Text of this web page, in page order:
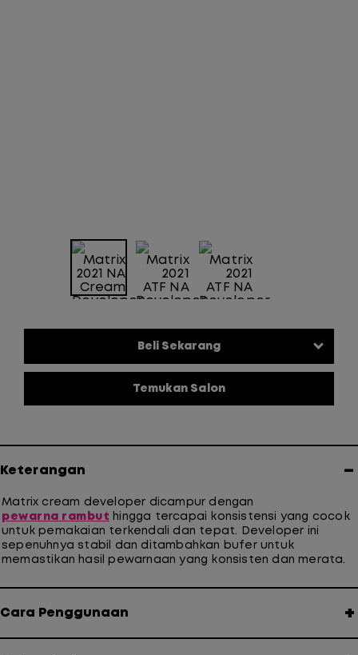
Temukan Salon
Keterangan −
Matrix cream developer dicampur dengan
pewarna rambut hingga tercapai konsistensi yang cocok
untuk pemakaian terkendali dan tepat. Developer ini
sepenuhnya stabil dan ditambahkan buferuntuk
memastikan hasil pewarnaan yang konsisten dan merata.
Cara Penggunaan +